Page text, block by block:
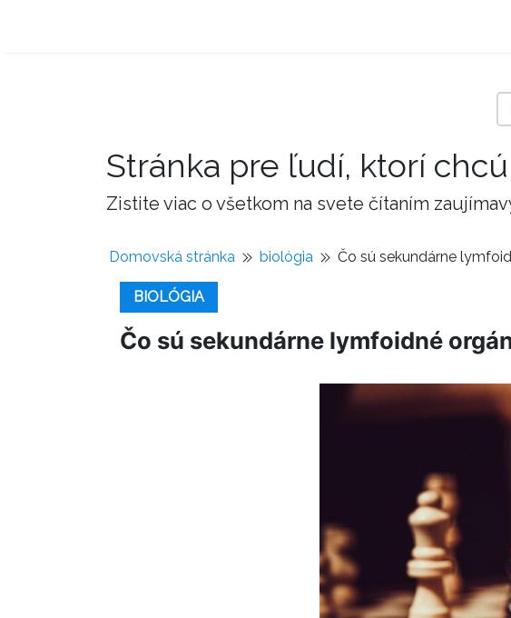
Stránka pre ľudí, ktorí
Zistite viac o všetkom na svete čítaním
Domovská stránka biológia Čo sú sekundárne
BIOLÓGIA
Čo sú sekundárne lymfoidné